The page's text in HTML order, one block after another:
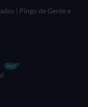
| Pingo de Gente e